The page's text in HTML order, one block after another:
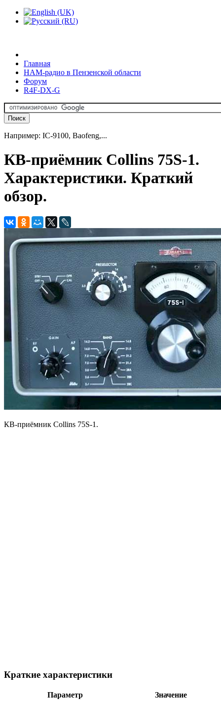
Главная
HAM-радио в Пензенской области
Форум
R4F-DX-G
Например: IC-9100, Baofeng,...
КВ-приёмник Collins 75S-1.
Характеристики. Краткий
обзор.
КВ-приёмник Collins 75S-1.
Краткие характеристики
Параметр
Значение